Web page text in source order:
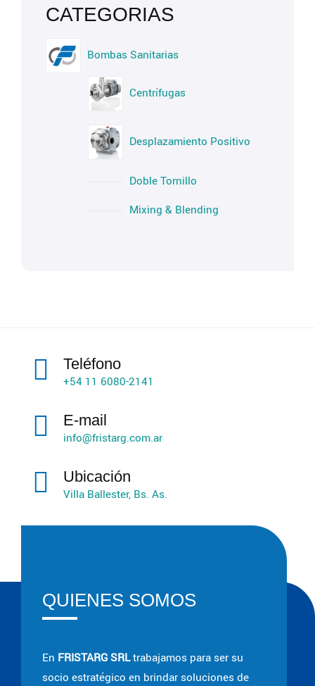
Bombas Sanitarias
Centrífugas
Desplazamiento Positivo
Doble Tornillo
Mixing & Blending
Teléfono
+54 11 6080-2141
E-mail
info@fristarg.com.ar
Ubicación
Villa Ballester, Bs. As.
QUIENES SOMOS
En FRISTARG SRLtrabajamos para ser su
socio estratégico en brindar soluciones de